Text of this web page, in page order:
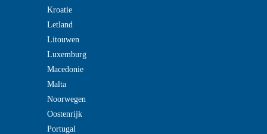
Kroatie
Letland
Litouwen
Luxemburg
Macedonie
Malta
Noorwegen
Oostenrijk
Portugal